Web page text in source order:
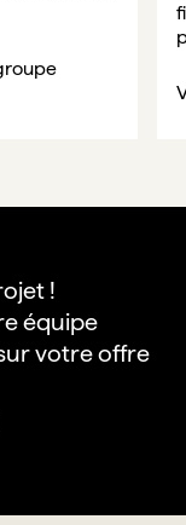
!
équipe
votre offre